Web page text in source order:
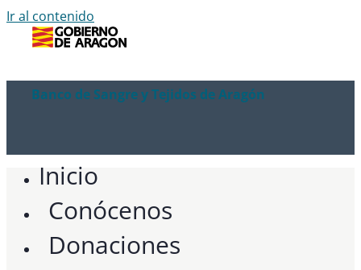
Ir al contenido
Banco de Sangre y Tejidos de Aragón
Inicio
Conócenos
Donaciones